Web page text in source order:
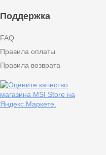
Поддержка
FAQ
Правила оплаты
Правила возврата